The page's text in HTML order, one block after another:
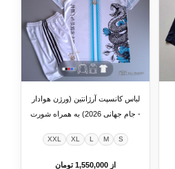
لباس کانسپت آرژانتین (ورژن هوادار
- جام جهانی 2026) به همراه شورت
S
M
L
XL
XXL
از 1,550,000 تومان